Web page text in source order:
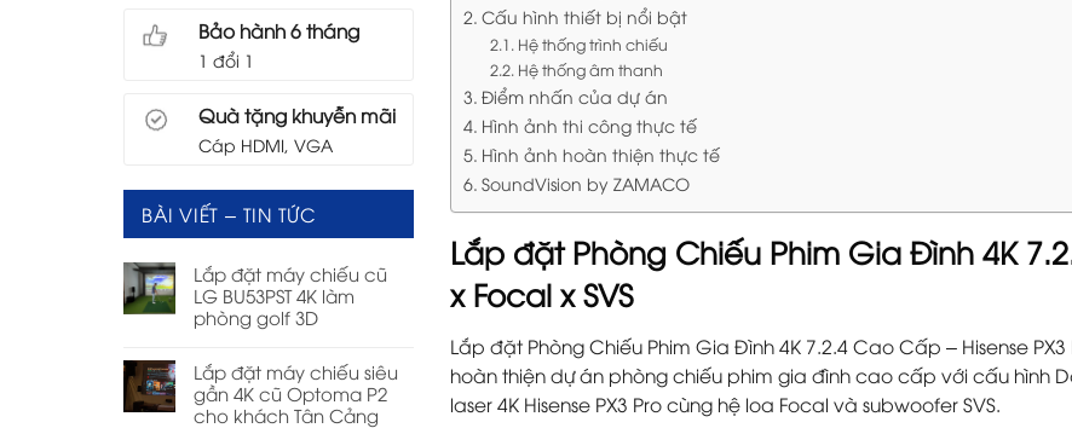
Bảo hành 6 tháng
1 đổi 1
Quà tặng khuyễn mãi
Cáp HDMI, VGA
BÀI VIẾT – TIN TỨC
Lắp đặt máy chiếu cũ
LG BU53PST 4K làm
phòng golf 3D
Lắp đặt máy chiếu siêu
gần 4K cũ Optoma P2
cho khách Tân Cảng
Cấu hình thiết bị nổi bật
Hệ thống trình chiếu
Hệ thống âm thanh
Điểm nhấn của dự án
Hình ảnh thi công thực tế
Hình ảnh hoàn thiện thực tế
SoundVision by ZAMACO
Lắp đặt Phòng Chiếu Phim Gia Đình 4K
x Focal x SVS
Lắp đặt Phòng Chiếu Phim Gia Đình 4K 7.2.4 Cao Cấp – Hisense PX3
hoàn thiện dự án phòng chiếu phim gia đình cao cấp với cấu hình
laser 4K Hisense PX3 Pro cùng hệ loa Focal và subwoofer SVS.